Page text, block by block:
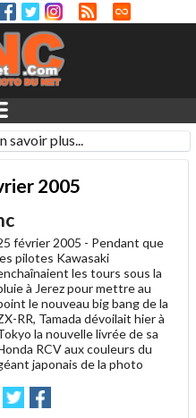
savoir plus...
2005
février 2005 - Pendant que
pilotes Kawasaki
les tours sous la
à Jerez pour mettre au
le nouveau big bang de la
RR, Tamada dévoilait hier à
la nouvelle livrée de sa
RCV aux couleurs du
japonais de la photo
EnvoyerPartager
sur sur